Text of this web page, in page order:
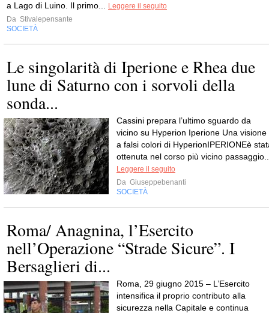
a Lago di Luino. Il primo...
Leggere il seguito
Da Stivalepensante
SOCIETÀ
Le singolarità di Iperione e Rhea due
lune di Saturno con i sorvoli della
sonda...
Cassini prepara l’ultimo sguardo da
vicino su Hyperion Iperione Una visione
a falsi colori di HyperionIPERIONEè
ottenuta nel corso più vicino
Leggere il seguito
Da Giuseppebenanti
SOCIETÀ
Roma/ Anagnina, l’Esercito
nell’Operazione “Strade Sicure”. I
Bersaglieri di...
Roma, 29 giugno 2015 – L’Esercito
intensifica il proprio contributo alla
sicurezza nella Capitale e continua